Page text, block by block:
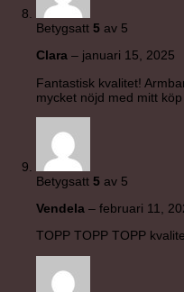
Betygsatt 5 av 5
Clara – januari 15, 2025
Fantastisk kvalitet!
mycket nöjd med mitt köp
Betygsatt 5 av 5
Vendela – februari 11,
TOPP TOPP TOPP